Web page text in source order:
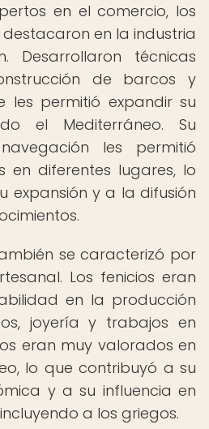
en el comercio, los
en la industria
Desarrollaron técnicas
de barcos y
les permitió expandir su
el Mediterráneo. Su
les permitió
en diferentes lugares, lo
expansión y a la difusión
se caracterizó por
Los fenicios eran
en la producción
joyería y trabajos en
eran muy valorados en
lo que contribuyó a su
y a su influencia en
a los griegos.